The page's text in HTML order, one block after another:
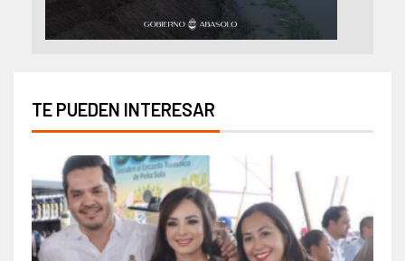
TE PUEDEN INTERESAR